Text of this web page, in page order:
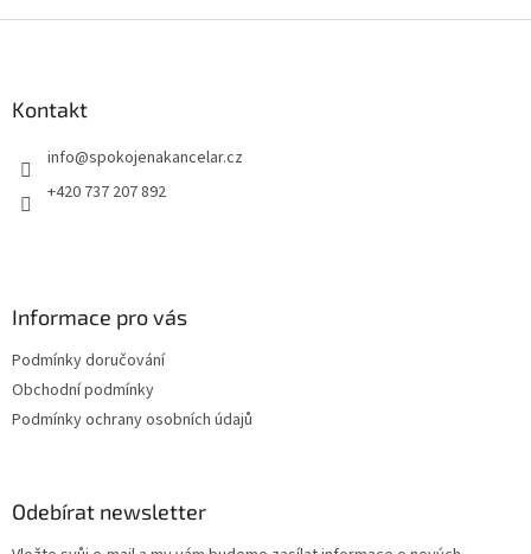
Kontakt
info@spokojenakancelar.cz
+420 737 207 892
Informace pro vás
Podmínky doručování
Obchodní podmínky
Podmínky ochrany osobních údajů
Odebírat newsletter